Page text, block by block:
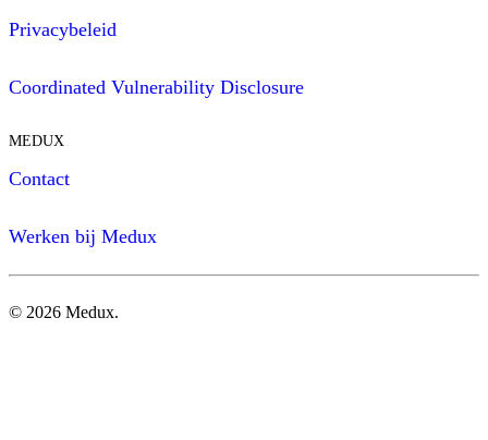
Privacybeleid
Coordinated Vulnerability Disclosure
MEDUX
Contact
Werken bij Medux
© 2026 Medux.